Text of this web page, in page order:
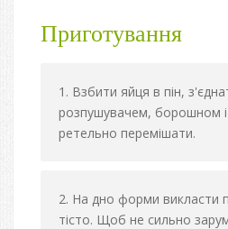
Приготування
Взбити яйця в пін,
розпушувачем, борошном і
ретельно перемішати.
На дно форми викласти
тісто. Щоб не сильно